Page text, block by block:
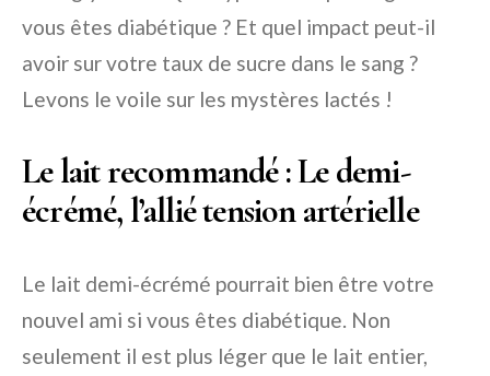
vous êtes diabétique ? Et quel impact peut-il
avoir sur votre taux de sucre dans le sang ?
Levons le voile sur les mystères lactés !
Le lait recommandé : Le demi-
écrémé, l’allié tension artérielle
Le lait demi-écrémé pourrait bien être votre
nouvel ami si vous êtes diabétique. Non
seulement il est plus léger que le lait entier,